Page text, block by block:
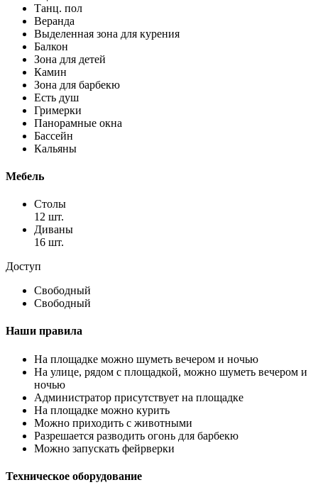
Танц. пол
Веранда
Выделенная зона для курения
Балкон
Зона для детей
Камин
Зона для барбекю
Есть душ
Гримерки
Панорамные окна
Бассейн
Кальяны
Мебель
Столы
12 шт.
Диваны
16 шт.
Доступ
Свободный
Свободный
Наши правила
На площадке можно шуметь вечером и ночью
На улице, рядом с площадкой, можно шуметь вечером и
ночью
Администратор присутствует на площадке
На площадке можно курить
Можно приходить с животными
Разрешается разводить огонь для барбекю
Можно запускать фейрверки
Техническое оборудование